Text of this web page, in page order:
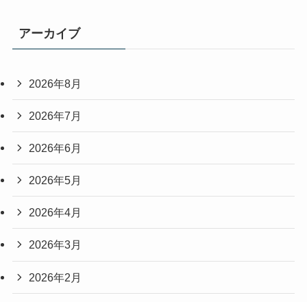
アーカイブ
2026年8月
2026年7月
2026年6月
2026年5月
2026年4月
2026年3月
2026年2月